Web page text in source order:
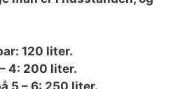
120 liter.
4: 200 liter.
5 – 6: 250 liter.